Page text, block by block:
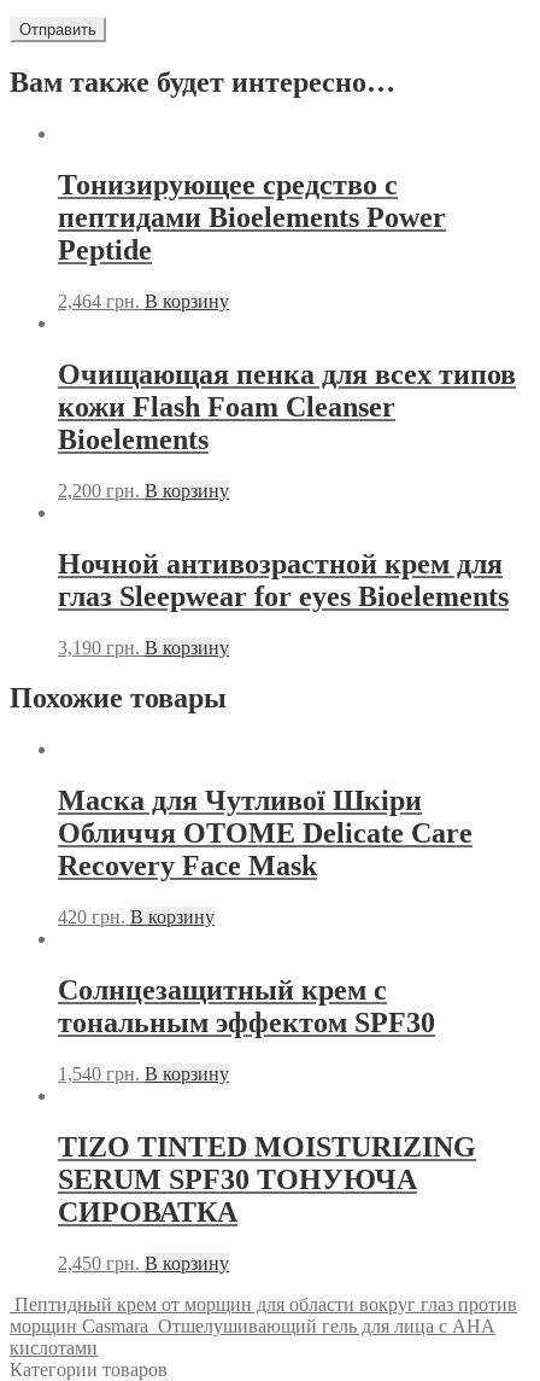
Вам также будет интересно…
Тонизирующее средство с
пептидами Bioelements Power
Peptide
2,464 грн. В корзину
Очищающая пенка для всех типов
кожи Flash Foam Cleanser
Bioelements
2,200 грн. В корзину
Ночной антивозрастной крем для
глаз Sleepwear for eyes Bioelements
3,190 грн. В корзину
Похожие товары
Маска для Чутливої Шкіри
Обличчя OTOME Delicate Care
Recovery Face Mask
420 грн. В корзину
Солнцезащитный крем с
тональным эффектом SPF30
1,540 грн. В корзину
TIZO TINTED MOISTURIZING
SERUM SPF30 ТОНУЮЧА
СИРОВАТКА
2,450 грн. В корзину
Пептидный крем от морщин для области вокруг глаз против
морщин Casmara Отшелушивающий гель для лица с AHA
кислотами
Категории товаров